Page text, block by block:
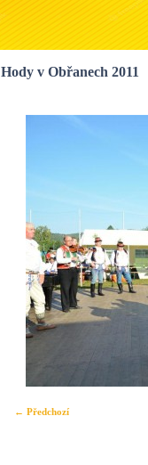
Hody v Obřanech 2011
← Předchozí